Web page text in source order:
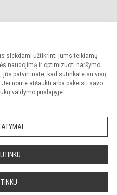
siekdami užtikrinti jums teikiamų
naudojimą ir optimizuoti naršymo
jūs patvirtinate, kad sutinkate su visų
norite atšaukti arba pakeisti savo
valdymo puslapyje.
Visos teisės saugomos.
sutikimo griežtai draudžiama.
Slapukų valdymas